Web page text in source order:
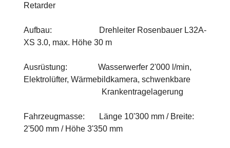
Retarder
Aufbau: Drehleiter Rosenbauer L32A-
XS 3.0, max. Höhe 30 m
Ausrüstung: Wasserwerfer 2'000 l/min,
Elektrolüfter, Wärmebildkamera, schwenkbare
Krankentragelagerung
Fahrzeugmasse: Länge 10'300 mm / Breite:
2'500 mm / Höhe 3'350 mm